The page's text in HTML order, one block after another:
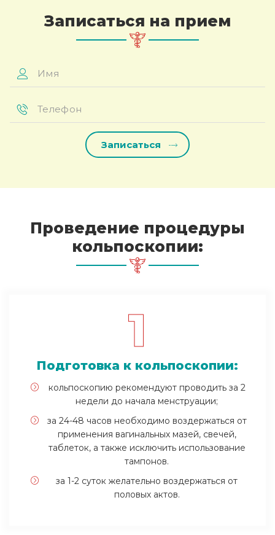
Записаться на прием
Имя
Телефон
Проведение процедуры
кольпоскопии:
1
Подготовка к кольпоскопии:
кольпоскопию рекомендуют проводить за 2
недели до начала менструации;
за 24-48 часов необходимо воздержаться от
применения вагинальных мазей, свечей,
таблеток, а также исключить использование
тампонов.
за 1-2 суток желательно воздержаться от
половых актов.